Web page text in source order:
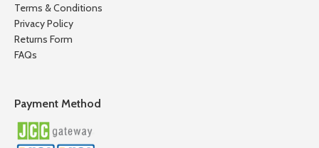
Terms & Conditions
Privacy Policy
Returns Form
FAQs
Payment Method